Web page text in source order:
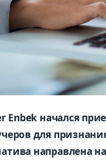
Enbek начался
для
направлена